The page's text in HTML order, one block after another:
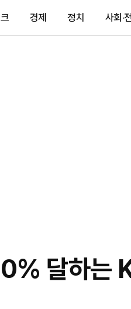
경제 정치 사회·
달하는